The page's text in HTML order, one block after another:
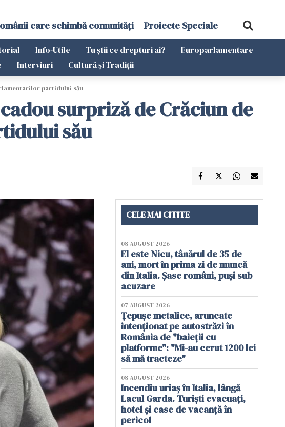
care schimbă comunități Proiecte Speciale
Info-Utile Tu știi ce drepturi ai?
Europarlamentare
Interviuri Cultură și Tradiții
partidului său
surpriză de Crăciun de
său
CELE MAI CITITE
08 AUGUST 2026
El este Nicu, tânărul de 35 de
ani, mort în prima zi de muncă
din Italia. Șase români, puși sub
acuzare
07 AUGUST 2026
Țepușe metalice, aruncate
intenționat pe autostrăzi în
România de "baieții cu
platforme": "Mi-au cerut 1200 lei
să mă tracteze"
08 AUGUST 2026
Incendiu uriaș în Italia, lângă
Lacul Garda. Turiști evacuați,
hotel și case de vacanță în
pericol